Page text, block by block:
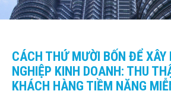
CÁCH THỨ MƯỜI BỐN ĐỂ XÂY
NGHIỆP KINH DOANH: THU
KHÁCH HÀNG TIỀM NĂNG